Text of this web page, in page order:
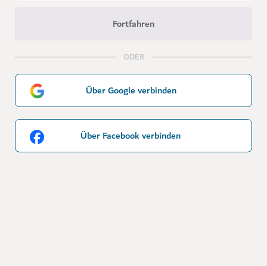
Fortfahren
ODER
Über Google verbinden
Über Facebook verbinden